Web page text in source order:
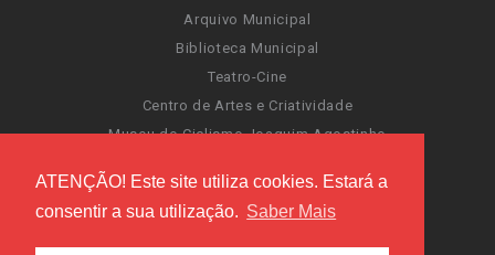
ATENÇÃO! Este site utiliza cookies. Estará a
consentir a sua utilização. Saber Mais
Arquivo Municipal
Biblioteca Municipal
Teatro-Cine
Centro de Artes e Criatividade
Museu do Ciclismo Joaquim Agostinho
Portal da Atividade Física
Carnaval de Torres Vedras
Santa Cruz Ocean Spirit